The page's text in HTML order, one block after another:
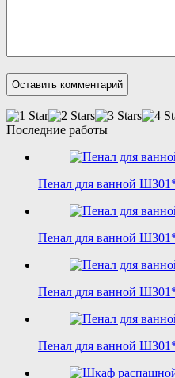
Последние работы
Пенал для ванной
Пенал для ванной
Пенал для ванной
Пенал для ванной